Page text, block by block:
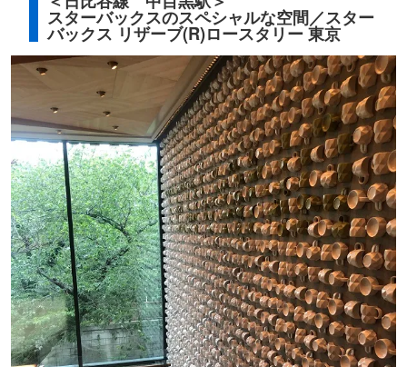
スターバックスのスペシャルな空間／スター
バックス リザーブ(R)ロースタリー 東京